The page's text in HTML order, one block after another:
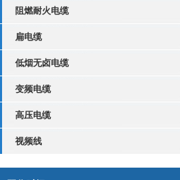
阻燃耐火电缆
扁电缆
低烟无卤电缆
变频电缆
高压电缆
视频线